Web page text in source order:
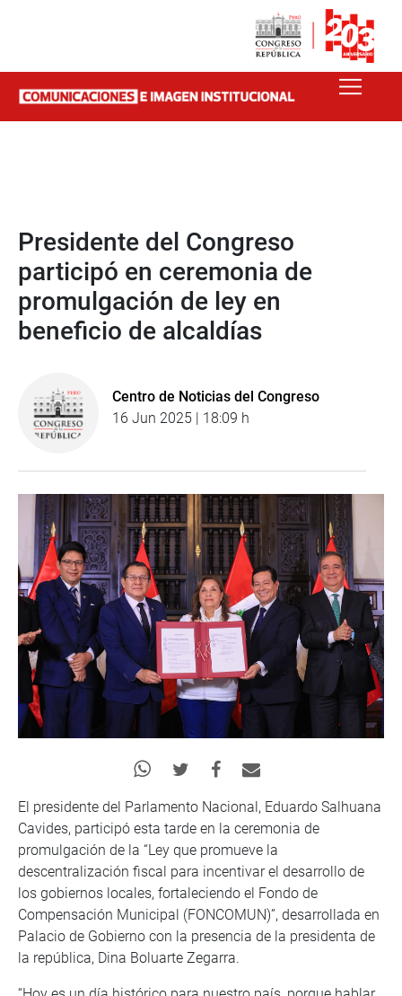
Presidente del Congreso
participó en ceremonia de
promulgación de ley en
beneficio de alcaldías
Centro de Noticias del Congreso
16 Jun 2025 | 18:09 h
El presidente del Parlamento Nacional, Eduardo Salhuana
Cavides, participó esta tarde en la ceremonia de
promulgación de la “Ley que promueve la
descentralización fiscal para incentivar el desarrollo de
los gobiernos locales, fortaleciendo el Fondo de
Compensación Municipal (FONCOMUN)”, desarrollada en
Palacio de Gobierno con la presencia de la presidenta de
la república, Dina Boluarte Zegarra.